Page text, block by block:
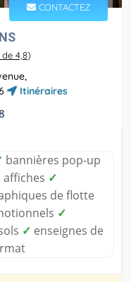
CONTACTEZ
4,8)
Itinéraires
bannières pop-up
affiches ✓
de flotte
✓
✓ enseignes de